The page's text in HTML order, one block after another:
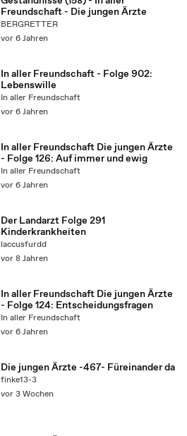
Freundschaft - Die jungen Ärzte
BERGRETTER
vor 6 Jahren
In aller Freundschaft - Folge 902:
Lebenswille
In aller Freundschaft
vor 6 Jahren
In aller Freundschaft Die jungen Ärzte
- Folge 126: Auf immer und ewig
In aller Freundschaft
vor 6 Jahren
Der Landarzt Folge 291
Kinderkrankheiten
laccusfurdd
vor 8 Jahren
In aller Freundschaft Die jungen Ärzte
- Folge 124: Entscheidungsfragen
In aller Freundschaft
vor 6 Jahren
Die jungen Ärzte -467- Füreinander da
finke13-3
vor 3 Wochen